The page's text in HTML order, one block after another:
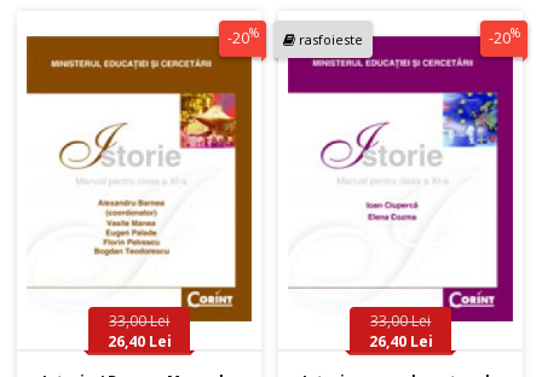
-20%
33,00 Lei
26,40 Lei
rasfoieste -20%
33,00 Lei
26,40 Lei